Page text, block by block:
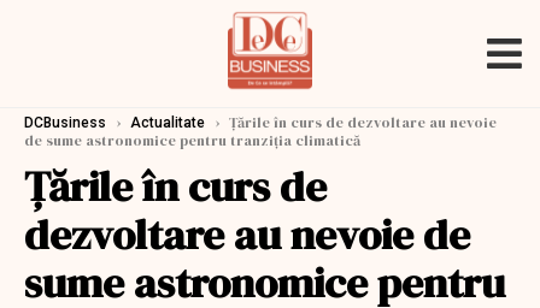
DCBusiness › Actualitate › Țările în curs de dezvoltare au nevoie
de sume astronomice pentru tranziția climatică
Țările în curs de
dezvoltare au nevoie de
sume astronomice pentru